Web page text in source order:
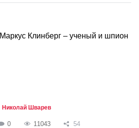
Маркус Клинберг – ученый и шпион
Николай Шварев
0 11043 54